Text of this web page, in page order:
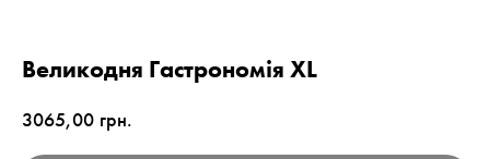
Великодня Гастрономія XL
3065,00 грн.